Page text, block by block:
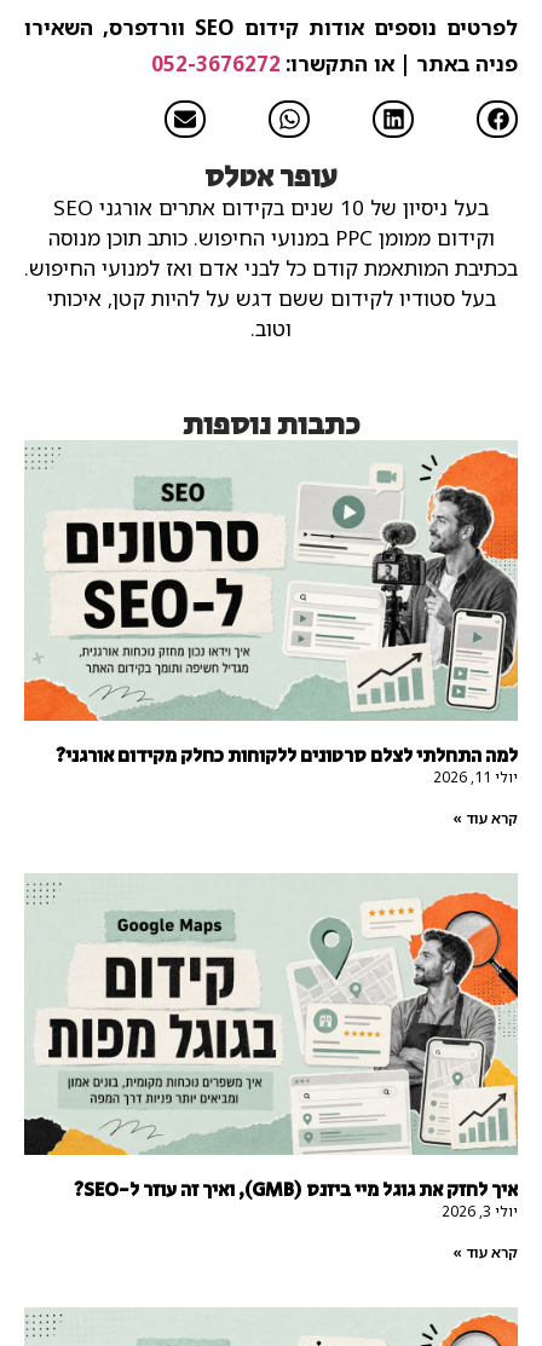
לפרטים נוספים אודות קידום SEO וורדפרס, השאירו
פניה באתר | או התקשרו: 052-3676272
עופר אטלס
בעל ניסיון של 10 שנים בקידום אתרים אורגני SEO
וקידום ממומן PPC במנועי החיפוש.
כותב תוכן מנוסה
בכתיבת המותאמת קודם כל לבני אדם ואז למנועי החיפוש.
בעל סטודיו לקידום ששם דגש על להיות קטן, איכותי
וטוב.
כתבות נוספות
למה התחלתי לצלם סרטונים ללקוחות כחלק מקידום אורגני?
יולי 11, 2026
קרא עוד »
איך לחזק את גוגל מיי ביזנס (GMB), ואיך זה עוזר ל-SEO?
יולי 3, 2026
קרא עוד »